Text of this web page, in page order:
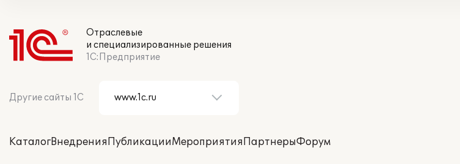
Отраслевые
и специализированные решения
1С:Предприятие
Другие сайты 1С
КаталогВнедренияПубликацииМероприятияПартнерыФорум